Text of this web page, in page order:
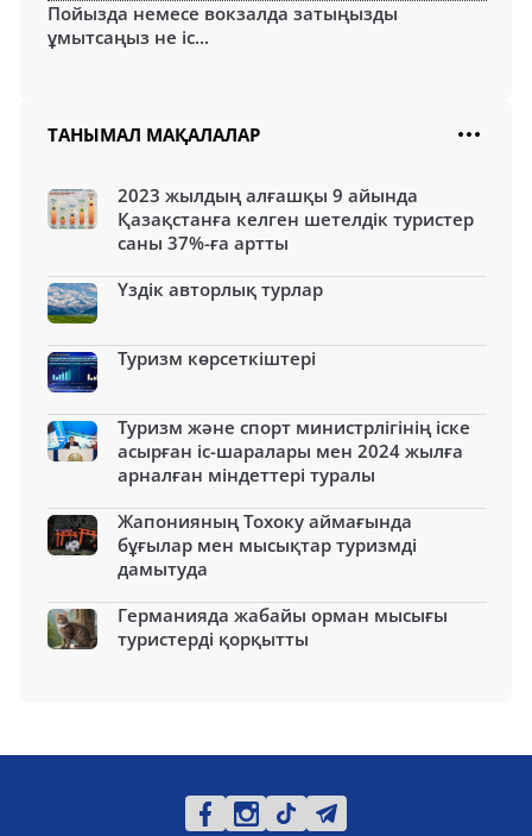
Пойызда немесе вокзалда затыңызды
ұмытсаңыз не іс...
ТАНЫМАЛ МАҚАЛАЛАР
2023 жылдың алғашқы 9 айында
Қазақстанға келген шетелдік туристер
саны 37%-ға артты
Үздік авторлық турлар
Туризм көрсеткіштері
Туризм және спорт министрлігінің іске
асырған іс-шаралары мен 2024 жылға
арналған міндеттері туралы
Жапонияның Тохоку аймағында
бұғылар мен мысықтар туризмді
дамытуда
Германияда жабайы орман мысығы
туристерді қорқытты